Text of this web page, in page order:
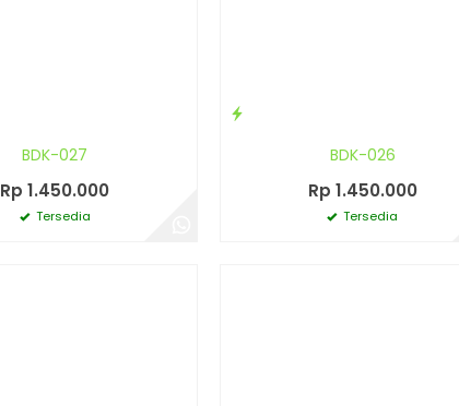
BDK-027
Rp 1.450.000
Tersedia
BDK-026
Rp 1.450.000
Tersedia